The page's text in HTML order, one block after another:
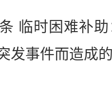
时困难补助
发事件而造成